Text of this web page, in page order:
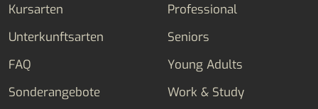
Kursarten
Unterkunftsarten
FAQ
Sonderangebote
Professional
Seniors
Young Adults
Work & Study